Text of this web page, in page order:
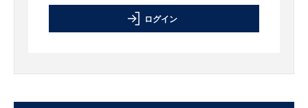
ログイン